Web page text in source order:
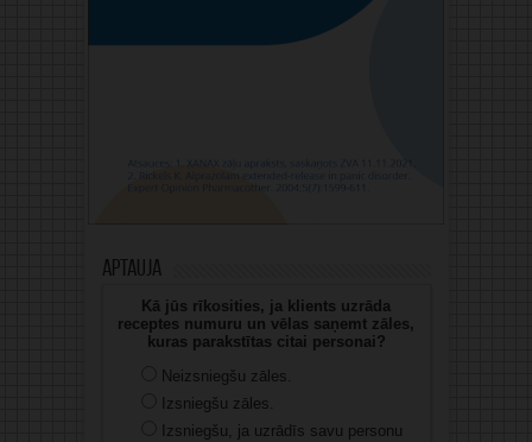
Aptauja
Kā jūs rīkosities, ja klients uzrāda
receptes numuru un vēlas saņemt zāles,
kuras parakstītas citai personai?
Neizsniegšu zāles.
Izsniegšu zāles.
Izsniegšu, ja uzrādīs savu personu